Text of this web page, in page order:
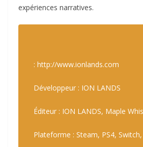
expériences narratives.
: http://www.ionlands.com
Développeur : ION LANDS
Éditeur : ION LANDS, Maple
Plateforme : Steam, PS4,